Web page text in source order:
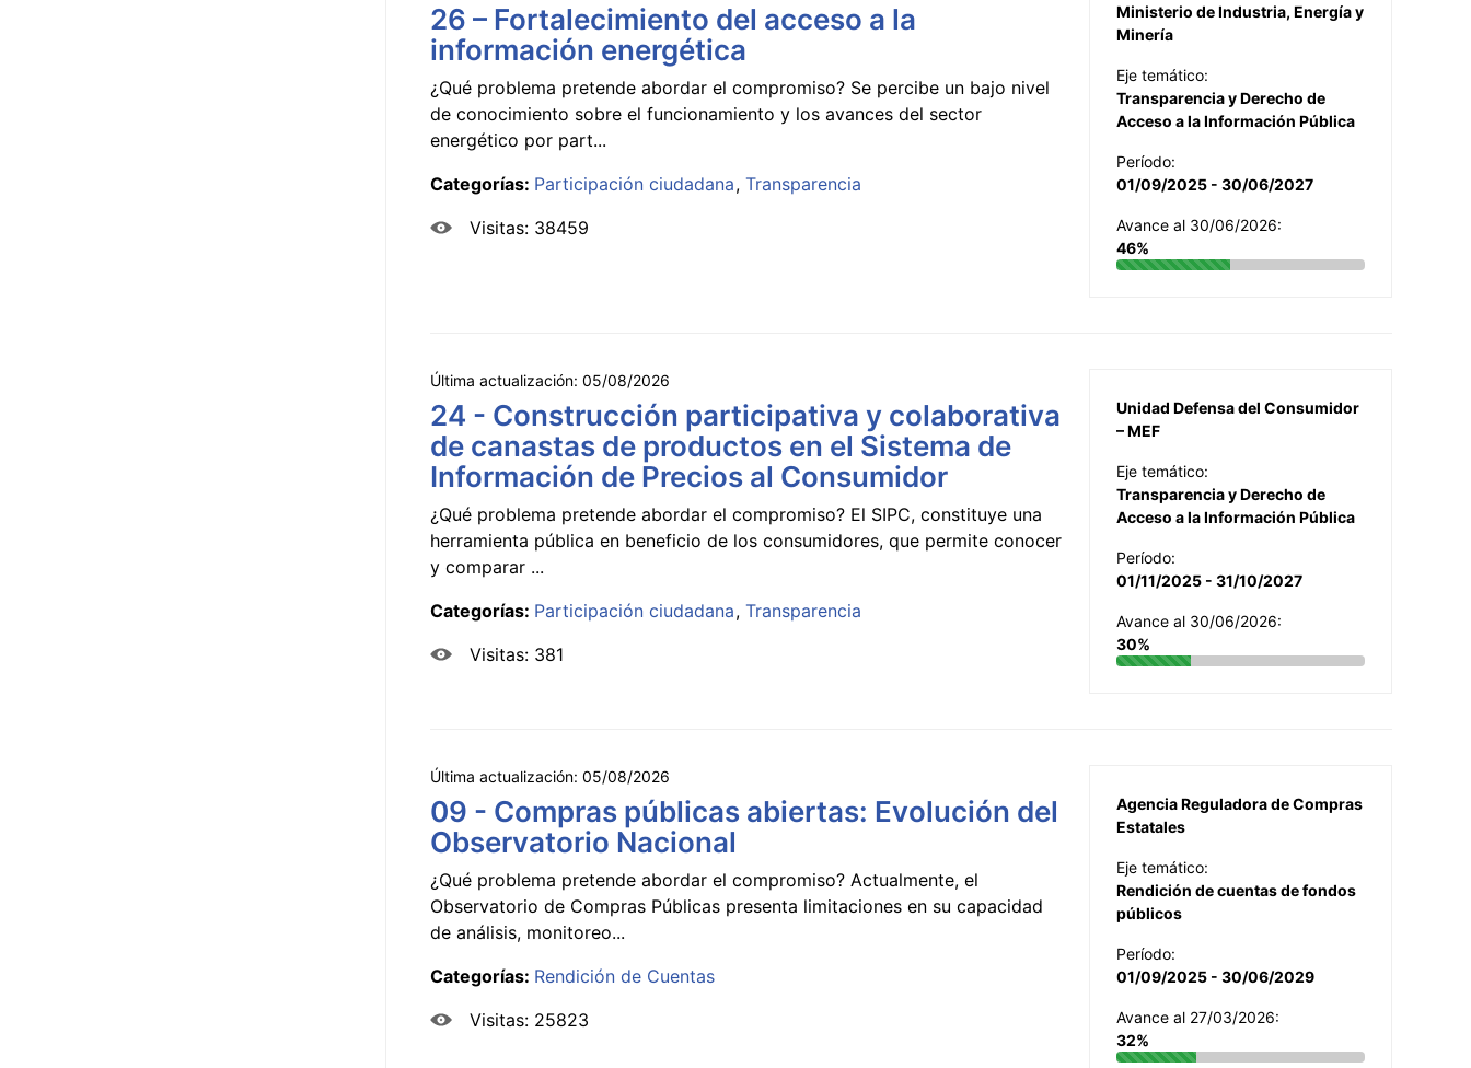
26 – Fortalecimiento del acceso a la
información energética
¿Qué problema pretende abordar el compromiso? Se percibe un bajo nivel
de conocimiento sobre el funcionamiento y los avances del sector
energético por part...
Categorías: Participación ciudadana Transparencia
Visitas: 38459
Ministerio de Industria, Energía y
Minería
Eje temático:
Transparencia y Derecho de
Acceso a la Información Pública
Período:
01/09/2025 - 30/06/2027
Avance al 30/06/2026:
46%
Última actualización: 05/08/2026
24 - Construcción participativa y colaborativa
de canastas de productos en el Sistema de
Información de Precios al Consumidor
¿Qué problema pretende abordar el compromiso? El SIPC, constituye una
herramienta pública en beneficio de los consumidores, que permite conocer
y comparar ...
Categorías: Participación ciudadana Transparencia
Visitas: 381
Unidad Defensa del Consumidor
– MEF
Eje temático:
Transparencia y Derecho de
Acceso a la Información Pública
Período:
01/11/2025 - 31/10/2027
Avance al 30/06/2026:
30%
Última actualización: 05/08/2026
09 - Compras públicas abiertas: Evolución del
Observatorio Nacional
¿Qué problema pretende abordar el compromiso? Actualmente, el
Observatorio de Compras Públicas presenta limitaciones en su capacidad
de análisis, monitoreo...
Categorías: Rendición de Cuentas
Visitas: 25823
Agencia Reguladora de Compras
Estatales
Eje temático:
Rendición de cuentas de fondos
públicos
Período:
01/09/2025 - 30/06/2029
Avance al 27/03/2026:
32%